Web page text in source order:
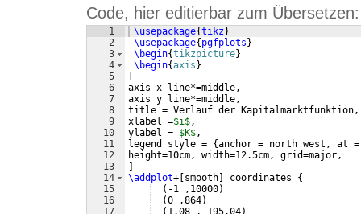
Code, hier editierbar zum Übersetzen:
1
2
3
4
5
6
7
8
9
10
11
12
13
14
15
16
\usepackage{tikz }
\usepackage{ pgfplots }
\begin{tikzpicture}
\begin{axis }
axis x line*=middle,
axis y line*=middle,
title = Verlauf der Kapitalmarktfunktion,
xlabel =$i$,
ylabel = $K$,
legend style = {anchor = north west, at
height=10cm, width=12.5cm, grid=major,
\addplot+ smooth coordinates {
( -1 ,10000)
(0 ,864)